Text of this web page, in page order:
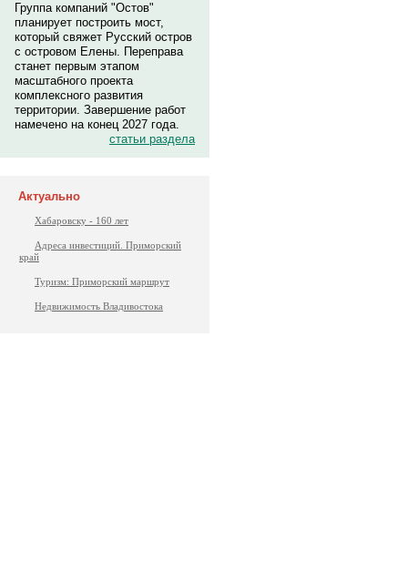
Группа компаний "Остов"
планирует построить мост,
который свяжет Русский остров
с островом Елены. Переправа
станет первым этапом
масштабного проекта
комплексного развития
территории. Завершение работ
намечено на конец 2027 года.
статьи раздела
Актуально
Хабаровску - 160 лет
Адреса инвестиций. Приморский
край
Туризм: Приморский маршрут
Недвижимость Владивостока